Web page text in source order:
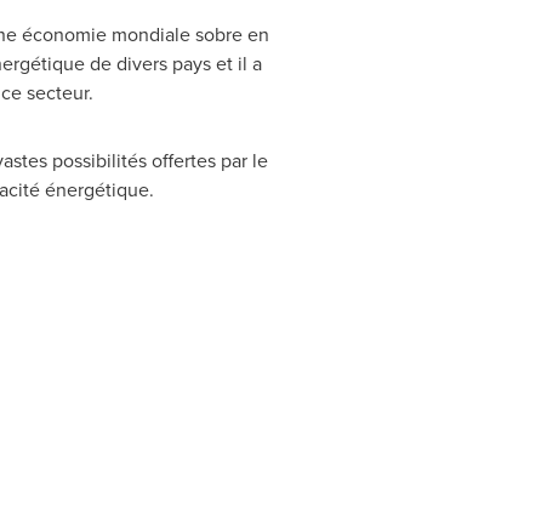
économie mondiale sobre en
de divers pays et il a
secteur.
possibilités offertes par le
énergétique.